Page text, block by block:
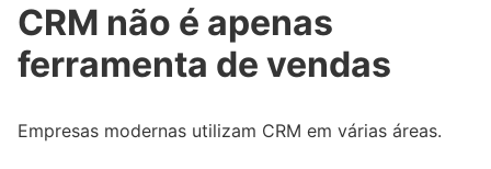
CRM não é apenas
ferramenta de vendas
Empresas modernas utilizam CRM em várias áreas.